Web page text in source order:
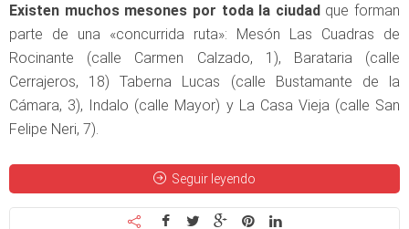
Existen muchos mesones por toda la ciudad que forman
parte de una «concurrida ruta»: Mesón Las Cuadras de
Rocinante (calle Carmen Calzado, 1), Barataria (calle
Cerrajeros, 18) Taberna Lucas (calle Bustamante de la
Cámara, 3), Indalo (calle Mayor) y La Casa Vieja (calle San
Felipe Neri, 7).
Seguir leyendo